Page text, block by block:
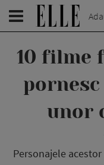
10 filme
unor
Personajele